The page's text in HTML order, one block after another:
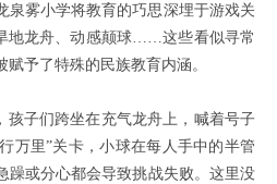
泉雾小学将教育的巧思深埋于游戏关
地龙舟、动感颠球……这些看似寻常
予了特殊的民族教育内涵。
孩子们跨坐在充气龙舟上，喊着号子
万里”关卡，小球在每人手中的半管
躁或分心都会导致挑战失败。这里没